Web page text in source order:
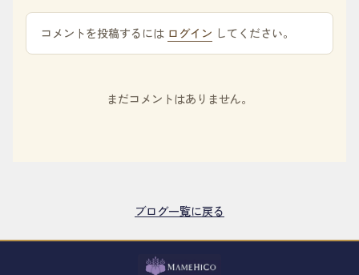
コメントを投稿するには ログイン してください。
まだコメントはありません。
ブログ一覧に戻る